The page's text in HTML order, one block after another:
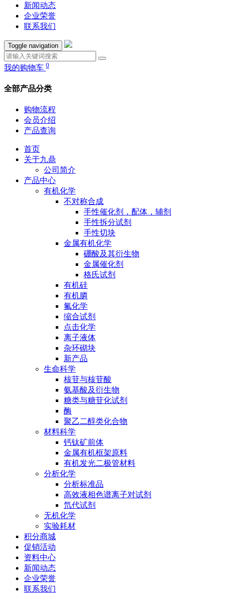
新闻动态
企业荣誉
联系我们
Toggle navigation
我的购物车 0
全部产品分类
购物流程
会员介绍
产品查询
首页
关于九鼎
公司简介
产品中心
有机化学
不对称合成
手性催化剂，配体，辅剂
手性拆分试剂
手性切块
金属有机化学
硼酸及其衍生物
金属催化剂
格氏试剂
有机硅
有机膦
氟化学
缩合试剂
点击化学
离子液体
杂环砌块
新产品
生命科学
核苷与核苷酸
氨基酸及衍生物
糖类与糖苷化试剂
酶
聚乙二醇类化合物
材料科学
钙钛矿前体
金属有机框架原料
有机发光二极管材料
分析化学
分析标准品
高效液相色谱离子对试剂
氘代试剂
无机化学
实验耗材
积分商城
促销活动
资料中心
新闻动态
企业荣誉
联系我们